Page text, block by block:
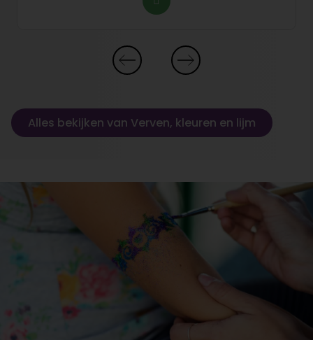
Alles bekijken van Verven, kleuren en lijm